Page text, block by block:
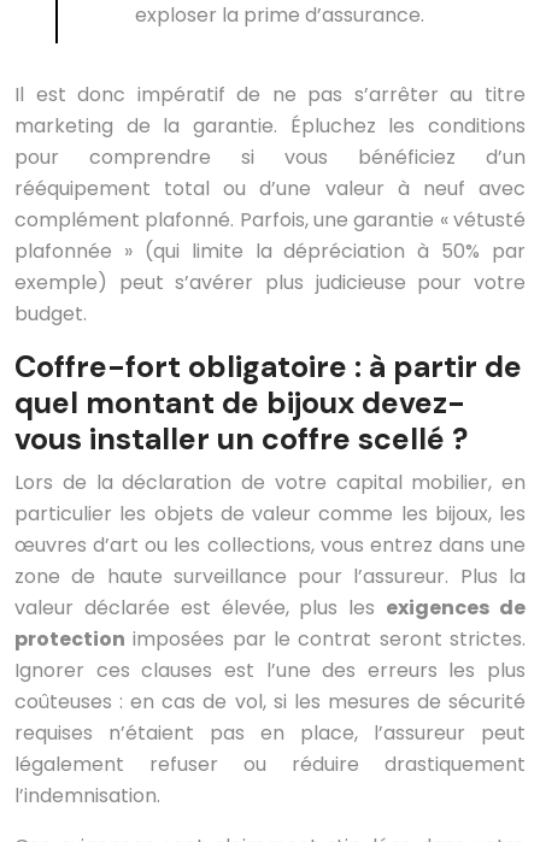
exploser la prime d’assurance.
Il est donc impératif de ne pas s’arrêter au titre
marketing de la garantie. Épluchez les conditions
pour comprendre si vous bénéficiez d’un
rééquipement total ou d’une valeur à neuf avec
complément plafonné. Parfois, une garantie « vétusté
plafonnée » (qui limite la dépréciation à 50% par
exemple) peut s’avérer plus judicieuse pour votre
budget.
Coffre-fort obligatoire : à partir de
quel montant de bijoux devez-
vous installer un coffre scellé ?
Lors de la déclaration de votre capital mobilier, en
particulier les objets de valeur comme les bijoux, les
œuvres d’art ou les collections, vous entrez dans une
zone de haute surveillance pour l’assureur. Plus la
valeur déclarée est élevée, plus les exigences de
protection imposées par le contrat seront strictes.
Ignorer ces clauses est l’une des erreurs les plus
coûteuses : en cas de vol, si les mesures de sécurité
requises n’étaient pas en place, l’assureur peut
légalement refuser ou réduire drastiquement
l’indemnisation.